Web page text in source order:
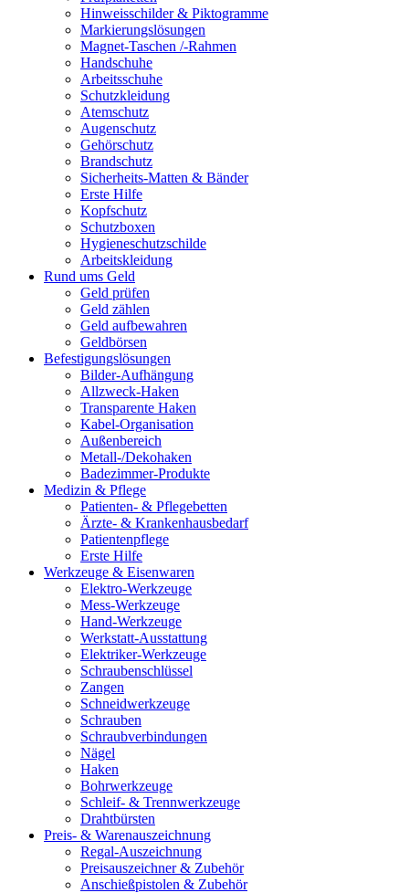
Hinweisschilder & Piktogramme
Markierungslösungen
Magnet-Taschen /-Rahmen
Handschuhe
Arbeitsschuhe
Schutzkleidung
Atemschutz
Augenschutz
Gehörschutz
Brandschutz
Sicherheits-Matten & Bänder
Erste Hilfe
Kopfschutz
Schutzboxen
Hygieneschutzschilde
Arbeitskleidung
Rund ums Geld
Geld prüfen
Geld zählen
Geld aufbewahren
Geldbörsen
Befestigungslösungen
Bilder-Aufhängung
Allzweck-Haken
Transparente Haken
Kabel-Organisation
Außenbereich
Metall-/Dekohaken
Badezimmer-Produkte
Medizin & Pflege
Patienten- & Pflegebetten
Ärzte- & Krankenhausbedarf
Patientenpflege
Erste Hilfe
Werkzeuge & Eisenwaren
Elektro-Werkzeuge
Mess-Werkzeuge
Hand-Werkzeuge
Werkstatt-Ausstattung
Elektriker-Werkzeuge
Schraubenschlüssel
Zangen
Schneidwerkzeuge
Schrauben
Schraubverbindungen
Nägel
Haken
Bohrwerkzeuge
Schleif- & Trennwerkzeuge
Drahtbürsten
Preis- & Warenauszeichnung
Regal-Auszeichnung
Preisauszeichner & Zubehör
Anschießpistolen & Zubehör